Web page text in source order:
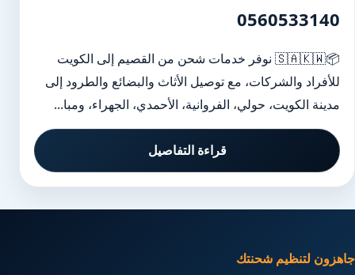
0560533140
📦🇸🇦🇰🇼 نوفر خدمات شحن من القصيم إلى الكويت
للأفراد والشركات، مع توصيل الأثاث والبضائع والطرود إلى
مدينة الكويت، حولي، الفروانية، الأحمدي، الجهراء، ومبا...
قراءة التفاصيل
جاهزون لتنظيم شحنتك